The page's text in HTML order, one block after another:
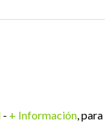
- + Información,